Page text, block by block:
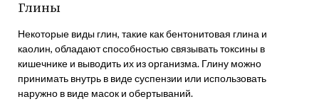
Глины
Некоторые виды глин, такие как бентонитовая глина и
каолин, обладают способностью связывать токсины в
кишечнике и выводить их из организма. Глину можно
принимать внутрь в виде суспензии или использовать
наружно в виде масок и обертываний.